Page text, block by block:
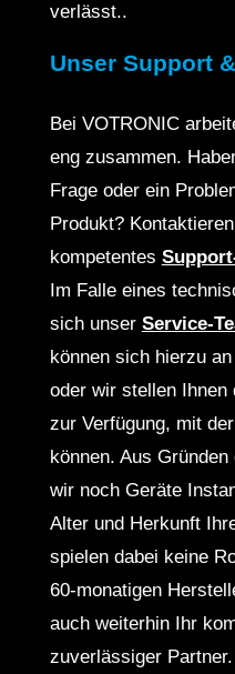
verlässt..
Unser Support
Bei VOTRONIC
eng zusammen.
Frage oder ein
Produkt?
kompetentes
Im Falle eines
sich unser Service-
können sich hierzu
oder wir stellen Ihnen
zur Verfügung, mit
können. Aus
wir noch Geräte
Alter und Herkunft
spielen dabei keine
60-monatigen
auch weiterhin Ihr
zuverlässiger Partner.